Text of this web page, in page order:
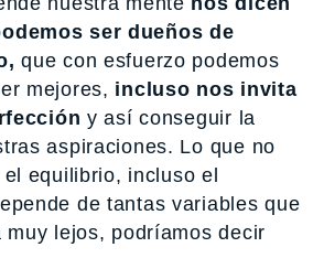
ser dueños de
que con esfuerzo podemos
mejores, incluso nos invita
y así conseguir la
aspiraciones. Lo que no
equilibrio, incluso el
de tantas variables que
muy lejos, podríamos decir